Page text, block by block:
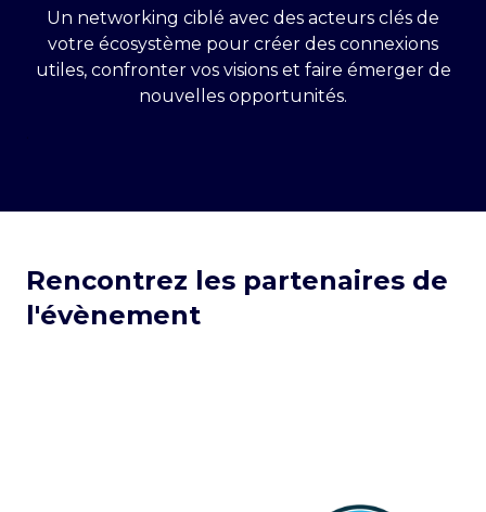
Un networking ciblé avec des acteurs clés de
votre écosystème pour créer des connexions
utiles, confronter vos visions et faire émerger de
nouvelles opportunités.
Rencontrez les partenaires de
l'évènement